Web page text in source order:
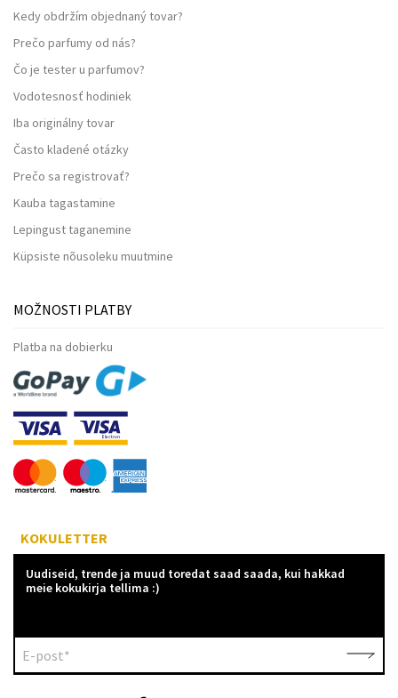
Kedy obdržím objednaný tovar?
Prečo parfumy od nás?
Čo je tester u parfumov?
Vodotesnosť hodiniek
Iba originálny tovar
Často kladené otázky
Prečo sa registrovať?
Kauba tagastamine
Lepingust taganemine
Küpsiste nõusoleku muutmine
MOŽNOSTI PLATBY
Platba na dobierku
KOKULETTER
Uudiseid, trende ja muud toredat saad saada, kui hakkad
meie kokukirja tellima :)
E-post*